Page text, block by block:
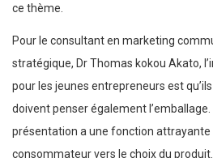
ce thème.
Pour le consultant en marketing
stratégique, Dr Thomas kokou Akato,
pour les jeunes entrepreneurs est
doivent penser également
présentation a une fonction
consommateur vers le choix du produit.